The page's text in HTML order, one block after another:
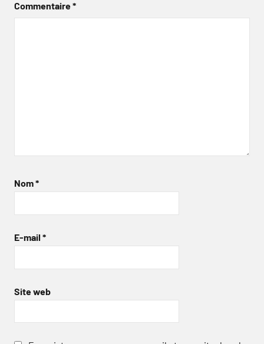
Commentaire*
Nom*
E-mail *
Site web